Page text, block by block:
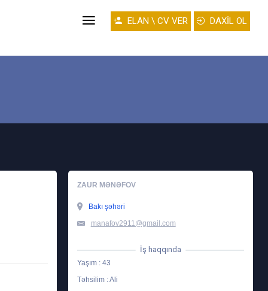
ELAN \ CV VER DAXİL OL
ZAUR MƏNƏFOV
Bakı şəhəri
manafov2911@gmail.com
İş haqqında
Yaşım : 43
Təhsilim : Ali